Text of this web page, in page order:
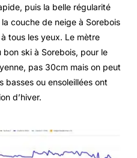
puis la belle régularité
couche de neige à Sorebois
tous les yeux. Le mètre
ski à Sorebois, pour le
pas 30cm mais on peut
basses ou ensoleillées ont
d’hiver.